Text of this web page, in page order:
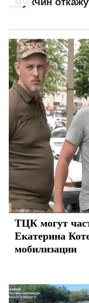
ТЦК могут
Екатерина
мобилизации